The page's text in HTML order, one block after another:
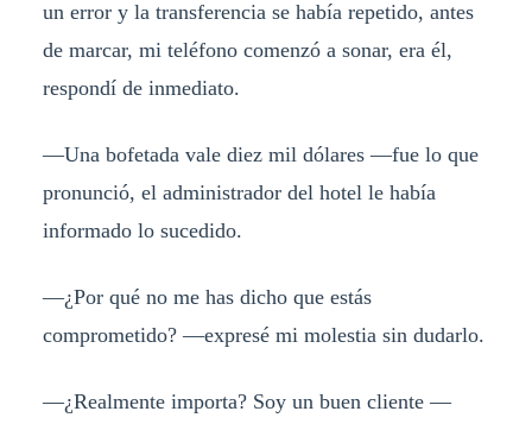
un error y la transferencia se había repetido, antes
de marcar, mi teléfono comenzó a sonar, era él,
respondí de inmediato.
—Una bofetada vale diez mil dólares —fue lo que
pronunció, el administrador del hotel le había
informado lo sucedido.
—¿Por qué no me has dicho que estás
comprometido? —expresé mi molestia sin dudarlo.
—¿Realmente importa? Soy un buen cliente —